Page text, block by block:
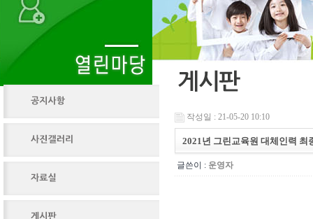
작성일 : 21-05-20 10:10
2021년 그린교육원 대체인력 최
글쓴이 : 운영자